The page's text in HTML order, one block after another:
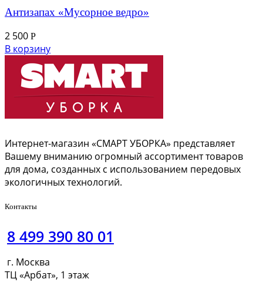
Антизапах «Мусорное ведро»
2 500 Р
В корзину
Интернет-магазин «СМАРТ УБОРКА» представляет
Вашему вниманию огромный ассортимент товаров
для дома, созданных с использованием передовых
экологичных технологий.
Контакты
8 499 390 80 01
г. Москва
ТЦ «Арбат», 1 этаж